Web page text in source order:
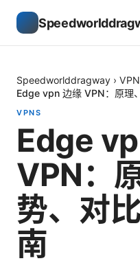
Speedworlddragway ›
Edge vpn 边缘 VPN：原理
VPNS
Edge
VPN：
势、对
南